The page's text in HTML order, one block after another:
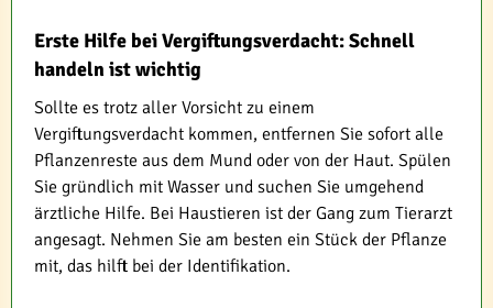
Erste Hilfe bei Vergiftungsverdacht: Schnell
handeln ist wichtig
Sollte es trotz aller Vorsicht zu einem
Vergiftungsverdacht kommen, entfernen Sie sofort alle
Pflanzenreste aus dem Mund oder von der Haut. Spülen
Sie gründlich mit Wasser und suchen Sie umgehend
ärztliche Hilfe. Bei Haustieren ist der Gang zum Tierarzt
angesagt. Nehmen Sie am besten ein Stück der Pflanze
mit, das hilft bei der Identifikation.